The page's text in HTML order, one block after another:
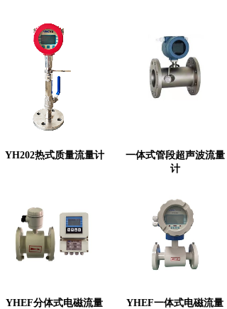
YH202热式质量流量计
一体式管段超声波流量
计
YHEF分体式电磁流量
YHEF一体式电磁流量